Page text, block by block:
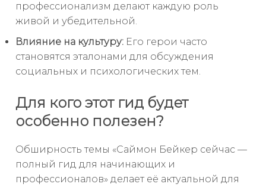
профессионализм делают каждую роль
живой и убедительной.
Влияние на культуру: Его герои часто
становятся эталонами для обсуждения
социальных и психологических тем.
Для кого этот гид будет
особенно полезен?
Обширность темы «Саймон Бейкер сейчас —
полный гид для начинающих и
профессионалов» делает её актуальной для